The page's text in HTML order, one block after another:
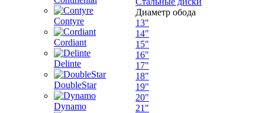
Contyre
Cordiant
Delinte
DoubleStar
Dynamo
Диаметр обода
13"
14"
15"
16"
17"
18"
19"
20"
21"